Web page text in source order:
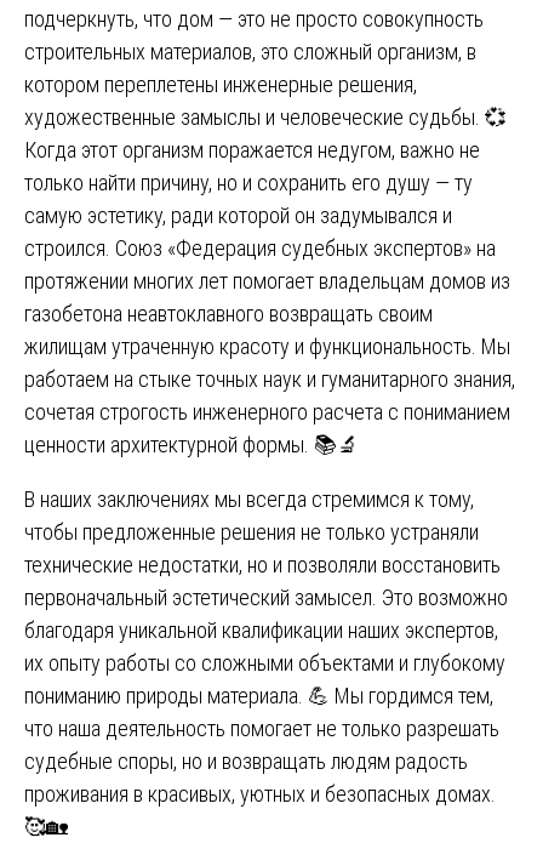
подчеркнуть, что дом — это не просто совокупность
строительных материалов, это сложный организм, в
котором переплетены инженерные решения,
художественные замыслы и человеческие судьбы. 💞
Когда этот организм поражается недугом, важно не
только найти причину, но и сохранить его душу — ту
самую эстетику, ради которой он задумывался и
строился. Союз «Федерация судебных экспертов» на
протяжении многих лет помогает владельцам домов из
газобетона неавтоклавного возвращать своим
жилищам утраченную красоту и функциональность. Мы
работаем на стыке точных наук и гуманитарного знания,
сочетая строгость инженерного расчета с пониманием
ценности архитектурной формы. 📚🔬
В наших заключениях мы всегда стремимся к тому,
чтобы предложенные решения не только устраняли
технические недостатки, но и позволяли восстановить
первоначальный эстетический замысел. Это возможно
благодаря уникальной квалификации наших экспертов,
их опыту работы со сложными объектами и глубокому
пониманию природы материала. 💪 Мы гордимся тем,
что наша деятельность помогает не только разрешать
судебные споры, но и возвращать людям радость
проживания в красивых, уютных и безопасных домах.
🥰🏡